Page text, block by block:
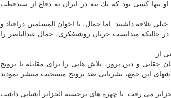
تنها كسی بود كه یك تنه در ایران به دفاع از سیدقطب
علاقه داشتند. اما جمال، با اخوان المسلمین درافتاد و
میدانست جریان روشنفكری، جمال عبدالناصر را
از
حقانی و دین پرور، تلاش هایی را برای مقابله با ترویج
این جمع، نشریاتی ضد ترویج مسیحیت منتشر نمودند
می رفت. با چهره های برجسته الجزایر آشنایی داشت